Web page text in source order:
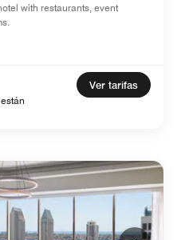
with restaurants, event
Ver tarifas